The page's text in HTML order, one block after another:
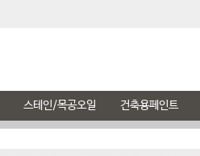
스테인/목공오일 건축용페인트